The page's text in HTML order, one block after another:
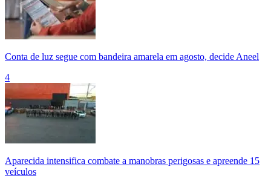
Conta de luz segue com bandeira amarela em agosto, decide Aneel
4
Aparecida intensifica combate a manobras perigosas e apreende 15
veículos